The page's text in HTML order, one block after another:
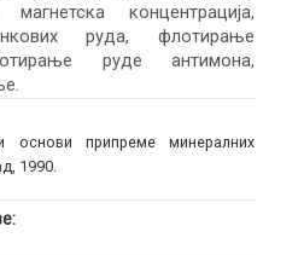
концентрација,
руда, флотирање
руде антимона,
основи припреме минералних
1990.